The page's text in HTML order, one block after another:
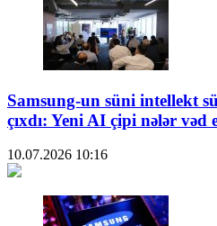
Samsung-un süni intellekt
çıxdı: Yeni AI çipi nələr vəd
10.07.2026 10:16